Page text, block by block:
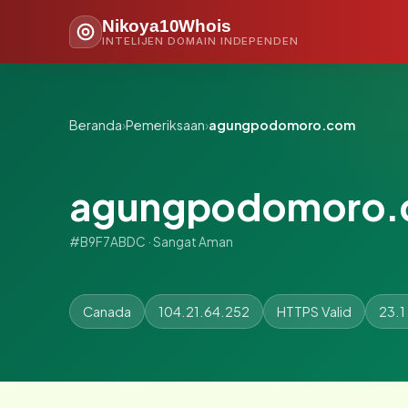
Nikoya10Whois
INTELIJEN DOMAIN INDEPENDEN
Beranda›Pemeriksaan›agungpodomoro.com
#B9F7ABDC · Sangat Aman
Canada 104.21.64.252 HTTPS Valid